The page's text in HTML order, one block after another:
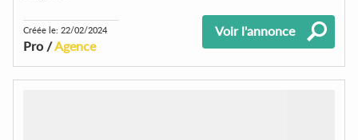
Créée le: 22/02/2024
Pro /Agence
Voir l'annonce